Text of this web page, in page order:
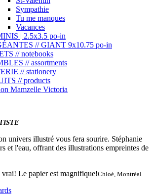
Sympathie
Tu me manques
Vacances
| 2.5x3.5 po-in
// GIANT 9x10.75 po-in
// notebooks
// assortments
// stationery
// products
Mamzelle Victoria
univers illustré vous fera sourire. Stéphanie
et l'eau, offrant des illustrations empreintes de
vrai! Le papier est magnifique!Chloé, Montréal